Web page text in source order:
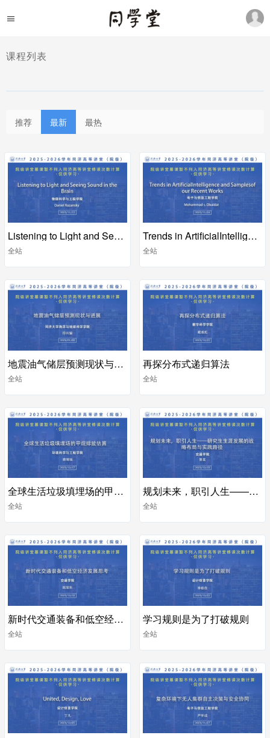
课程列表
推荐 最新 最热
Listening to Light and Seeing Sound in the Brain
全站
Trends in ArtificialIntelligence and Samplesof our Recent Works
全站
地震油气储层预测现状与进展
全站
再探分布式递归算法
全站
全球生活垃圾填埋场的甲烷排放估算
全站
规划未来，职引人生——研究生生涯发展的战略布局与实践路径
全站
新时代交通装备和低空经济发展思考
全站
学习规则是为了打破规则
全站